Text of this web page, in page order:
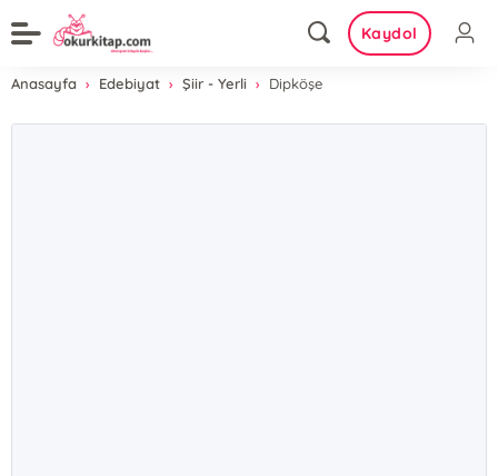
Kaydol
Anasayfa Edebiyat Şiir - Yerli Dipköşe